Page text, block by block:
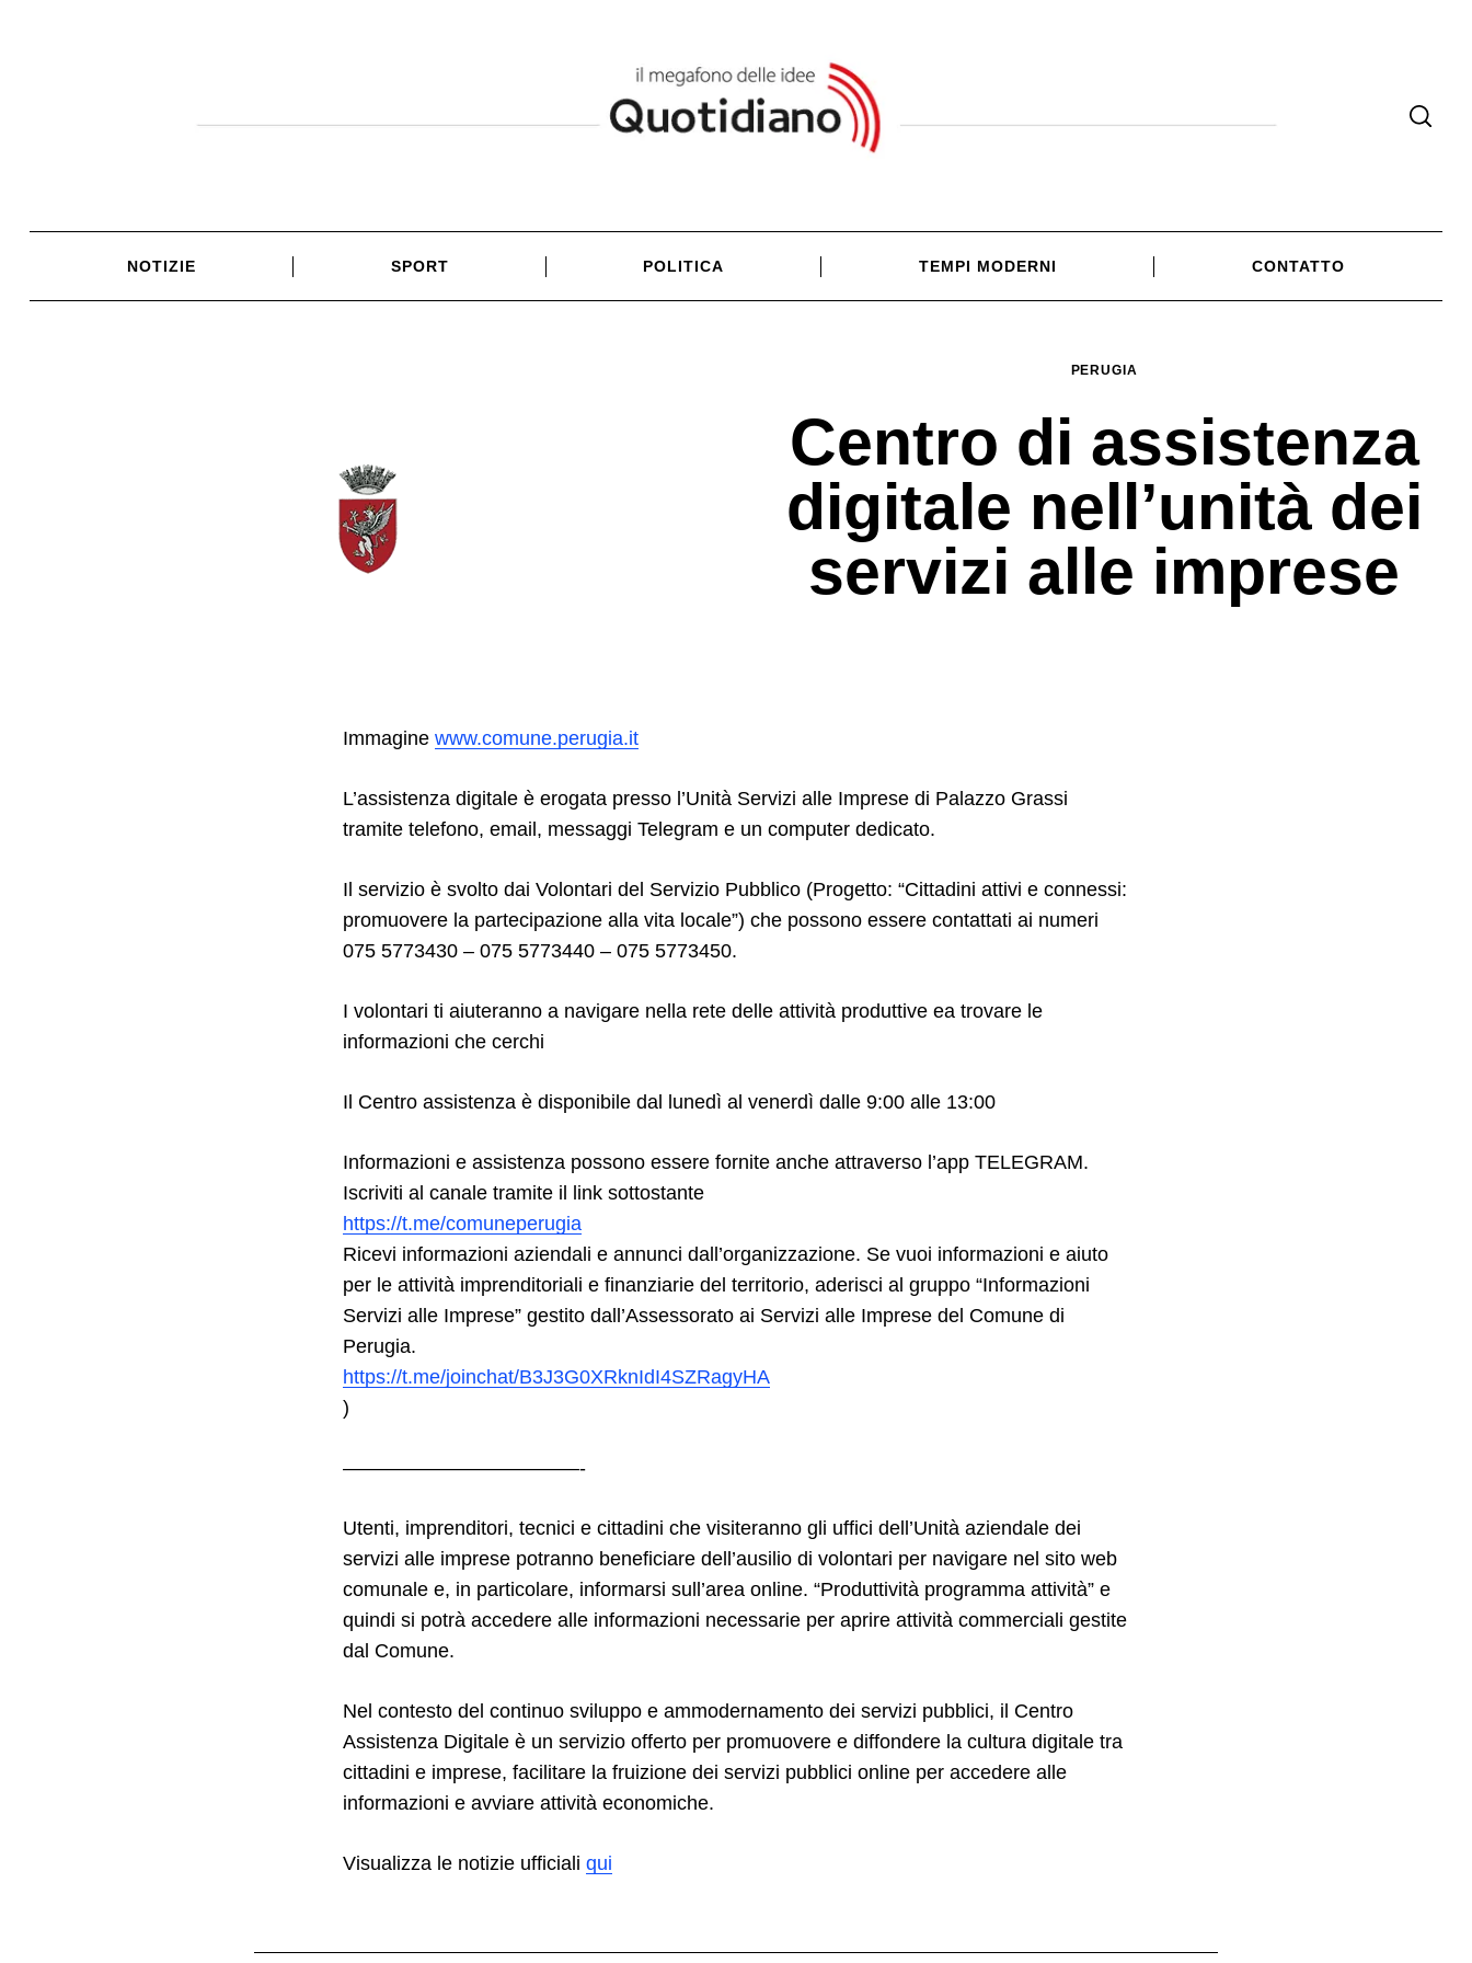
NOTIZIE SPORT POLITICA TEMPI MODERNI CONTATTO
PERUGIA
Centro di assistenza
digitale nell’unità dei
servizi alle imprese
Immagine www.comune.perugia.it
L’assistenza digitale è erogata presso l’Unità Servizi alle Imprese di Palazzo Grassi
tramite telefono, email, messaggi Telegram e un computer dedicato.
Il servizio è svolto dai Volontari del Servizio Pubblico (Progetto: “Cittadini attivi e connessi:
promuovere la partecipazione alla vita locale”) che possono essere contattati ai numeri
075 5773430 – 075 5773440 – 075 5773450.
I volontari ti aiuteranno a navigare nella rete delle attività produttive ea trovare le
informazioni che cerchi
Il Centro assistenza è disponibile dal lunedì al venerdì dalle 9:00 alle 13:00
Informazioni e assistenza possono essere fornite anche attraverso l’app TELEGRAM.
Iscriviti al canale tramite il link sottostante
https://t.me/comuneperugia
Ricevi informazioni aziendali e annunci dall’organizzazione. Se vuoi informazioni e aiuto
per le attività imprenditoriali e finanziarie del territorio, aderisci al gruppo “Informazioni
Servizi alle Imprese” gestito dall’Assessorato ai Servizi alle Imprese del Comune di
Perugia.
https://t.me/joinchat/B3J3G0XRknIdI4SZRagyHA
)
————————————-
Utenti, imprenditori, tecnici e cittadini che visiteranno gli uffici dell’Unità aziendale dei
servizi alle imprese potranno beneficiare dell’ausilio di volontari per navigare nel sito web
comunale e, in particolare, informarsi sull’area online. “Produttività programma attività” e
quindi si potrà accedere alle informazioni necessarie per aprire attività commerciali gestite
dal Comune.
Nel contesto del continuo sviluppo e ammodernamento dei servizi pubblici, il Centro
Assistenza Digitale è un servizio offerto per promuovere e diffondere la cultura digitale tra
cittadini e imprese, facilitare la fruizione dei servizi pubblici online per accedere alle
informazioni e avviare attività economiche.
Visualizza le notizie ufficiali qui